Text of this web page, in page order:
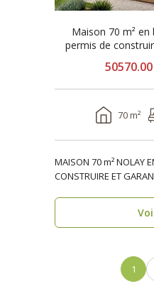
Maison 70 m² en
permis de
70 m²
MAISON 70 m² NOLAY
CONSTRUIRE ET
1